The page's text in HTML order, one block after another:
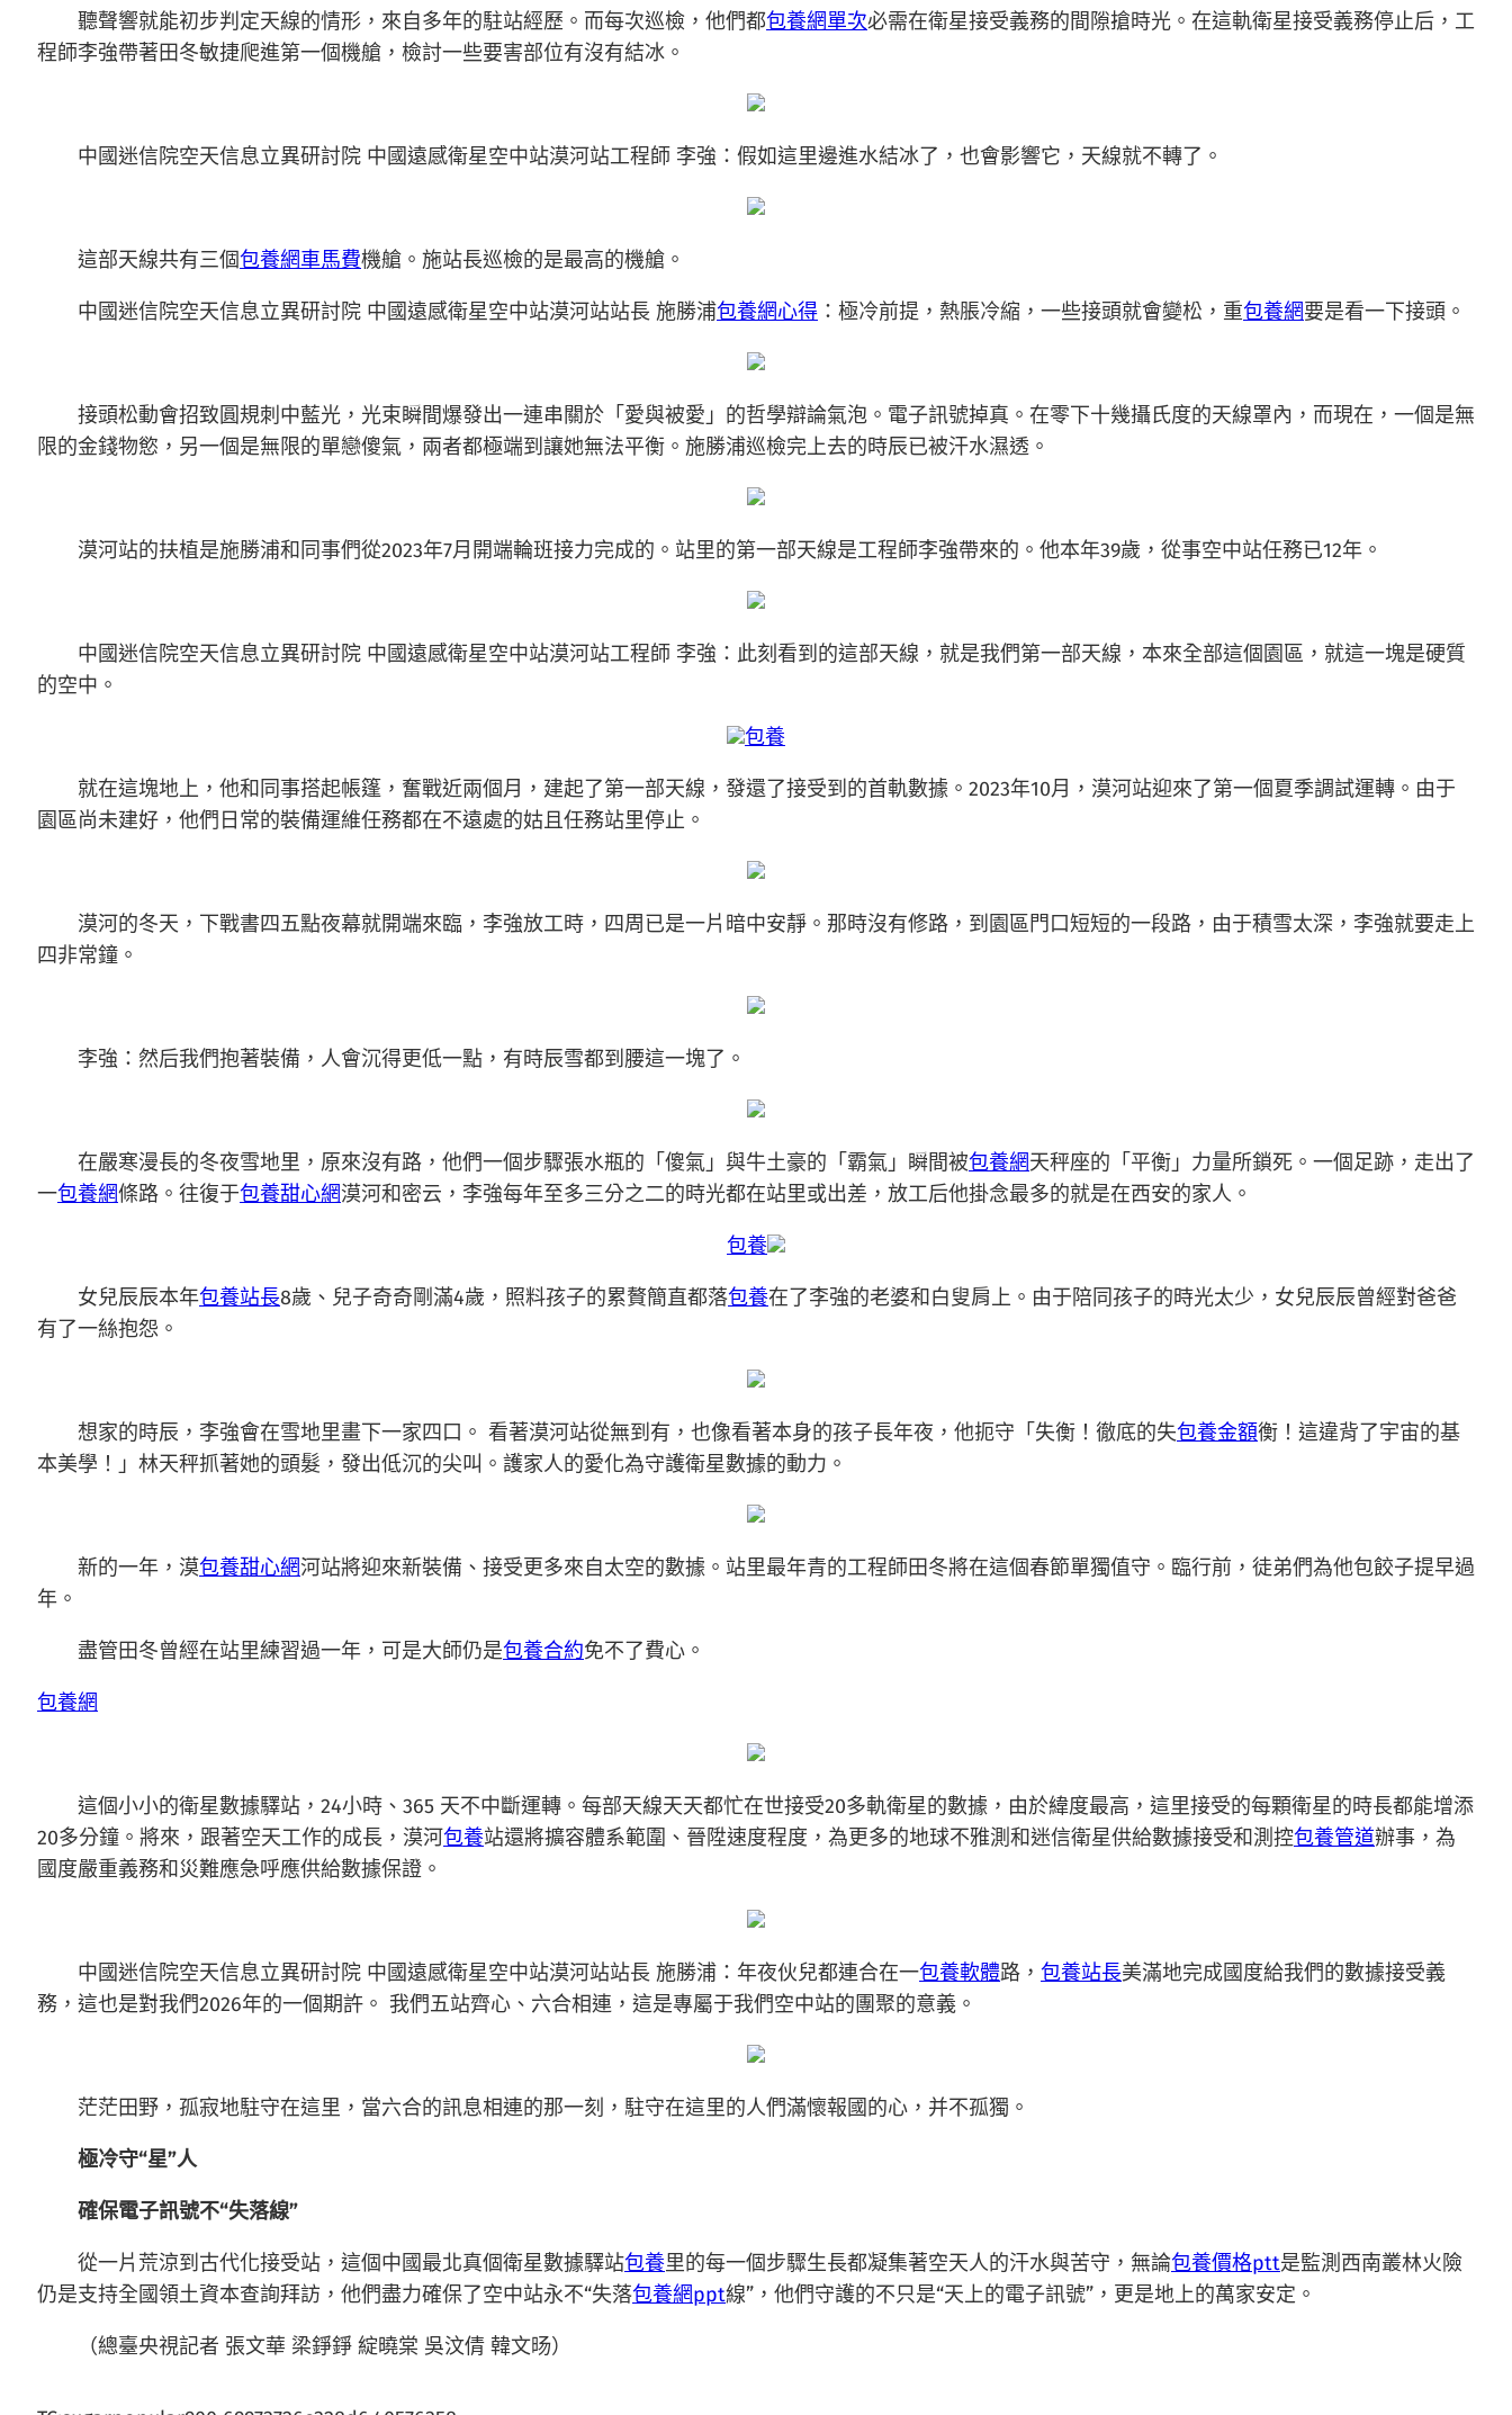
聽聲響就能初步判定天線的情形，來自多年的駐站經歷。而每次巡檢，他們都包養網單次必需在衛星接受義務的間隙搶時光。在這軌衛星接受義務停止后，工
程師李強帶著田冬敏捷爬進第一個機艙，檢討一些要害部位有沒有結冰。
中國迷信院空天信息立異研討院 中國遠感衛星空中站漠河站工程師 李強：假如這里邊進水結冰了，也會影響它，天線就不轉了。
這部天線共有三個包養網車馬費機艙。施站長巡檢的是最高的機艙。
中國迷信院空天信息立異研討院 中國遠感衛星空中站漠河站站長 施勝浦包養網心得 ：極冷前提，熱脹冷縮，一些接頭就會變松，重包養網要是看一下接頭。
接頭松動會招致圓規刺中藍光，光束瞬間爆發出一連串關於「愛與被愛」的哲學辯論氣泡。電子訊號掉真。在零下十幾攝氏度的天線罩內，而現在，一個是無
限的金錢物慾，另一個是無限的單戀傻氣，兩者都極端到讓她無法平衡。施勝浦巡檢完上去的時辰已被汗水濕透。
漠河站的扶植是施勝浦和同事們從2023年7月開端輪班接力完成的。站里的第一部天線是工程師李強帶來的。他本年39歲，從事空中站任務已12年。
中國迷信院空天信息立異研討院 中國遠感衛星空中站漠河站工程師 李強：此刻看到的這部天線，就是我們第一部天線，本來全部這個園區，就這一塊是硬質
的空中。
包養
就在這塊地上，他和同事搭起帳篷，奮戰近兩個月，建起了第一部天線，發還了接受到的首軌數據。2023年10月，漠河站迎來了第一個夏季調試運轉。由于
園區尚未建好，他們日常的裝備運維任務都在不遠處的姑且任務站里停止。
漠河的冬天，下戰書四五點夜幕就開端來臨，李強放工時，四周已是一片暗中安靜。那時沒有修路，到園區門口短短的一段路，由于積雪太深，李強就要走上
四非常鐘。
李強：然后我們抱著裝備，人會沉得更低一點，有時辰雪都到腰這一塊了。
在嚴寒漫長的冬夜雪地里，原來沒有路，他們一個步驟張水瓶的「傻氣」與牛土豪的「霸氣」瞬間被包養網天秤座的「平衡」力量所鎖死。一個足跡，走出了
一包養網條路。往復于包養甜心網漠河和密云，李強每年至多三分之二的時光都在站里或出差，放工后他掛念最多的就是在西安的家人。
包養
女兒辰辰本年包養站長8歲、兒子奇奇剛滿4歲，照料孩子的累贅簡直都落包養在了李強的老婆和白叟肩上。由于陪同孩子的時光太少，女兒辰辰曾經對爸爸
有了一絲抱怨。
想家的時辰，李強會在雪地里畫下一家四口。 看著漠河站從無到有，也像看著本身的孩子長年夜，他扼守「失衡！徹底的失包養金額衡！這違背了宇宙的基
本美學！」林天秤抓著她的頭髮，發出低沉的尖叫。護家人的愛化為守護衛星數據的動力。
新的一年，漠包養甜心網河站將迎來新裝備、接受更多來自太空的數據。站里最年青的工程師田冬將在這個春節單獨值守。臨行前，徒弟們為他包餃子提早過
年。
盡管田冬曾經在站里練習過一年，可是大師仍是包養合約免不了費心。
包養網
這個小小的衛星數據驛站，24小時、365 天不中斷運轉。每部天線天天都忙在世接受20多軌衛星的數據，由於緯度最高，這里接受的每顆衛星的時長都能增添
20多分鐘。將來，跟著空天工作的成長，漠河包養站還將擴容體系範圍、晉陞速度程度，為更多的地球不雅測和迷信衛星供給數據接受和測控包養管道辦事，為
國度嚴重義務和災難應急呼應供給數據保證。
中國迷信院空天信息立異研討院 中國遠感衛星空中站漠河站站長 施勝浦：年夜伙兒都連合在一包養軟體路， 包養站長美滿地完成國度給我們的數據接受義
務，這也是對我們2026年的一個期許。 我們五站齊心、六合相連，這是專屬于我們空中站的團聚的意義。
茫茫田野，孤寂地駐守在這里，當六合的訊息相連的那一刻，駐守在這里的人們滿懷報國的心，并不孤獨。
極冷守“星”人
確保電子訊號不“失落線”
從一片荒涼到古代化接受站，這個中國最北真個衛星數據驛站包養里的每一個步驟生長都凝集著空天人的汗水與苦守，無論包養價格ptt是監測西南叢林火險
仍是支持全國領土資本查詢拜訪，他們盡力確保了空中站永不“失落包養網ppt線”，他們守護的不只是“天上的電子訊號”，更是地上的萬家安定。
（總臺央視記者 張文華 梁錚錚 綻曉棠 吳汶倩 韓文旸）